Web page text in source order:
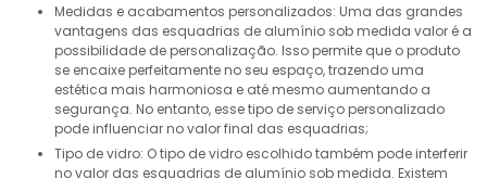
Medidas e acabamentos personalizados: Uma das grandes
vantagens das esquadrias de alumínio sob medida valor é a
possibilidade de personalização. Isso permite que o produto
se encaixe perfeitamente no seu espaço, trazendo uma
estética mais harmoniosa e até mesmo aumentando a
segurança. No entanto, esse tipo de serviço personalizado
pode influenciar no valor final das esquadrias;
Tipo de vidro: O tipo de vidro escolhido também pode interferir
no valor das esquadrias de alumínio sob medida. Existem